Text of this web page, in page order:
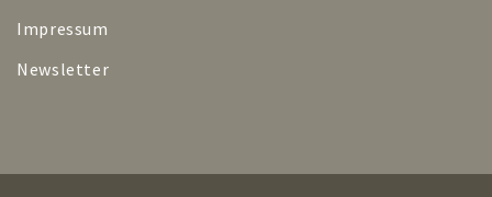
Impressum
Newsletter